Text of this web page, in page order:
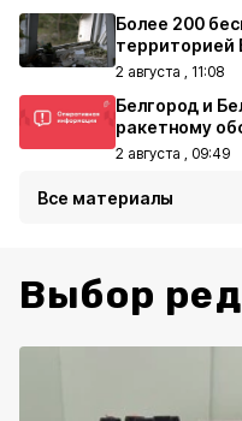
Более 200
территорией
2 августа , 11:08
Белгород и
ракетному
2 августа , 09:49
Все материалы
Выбор